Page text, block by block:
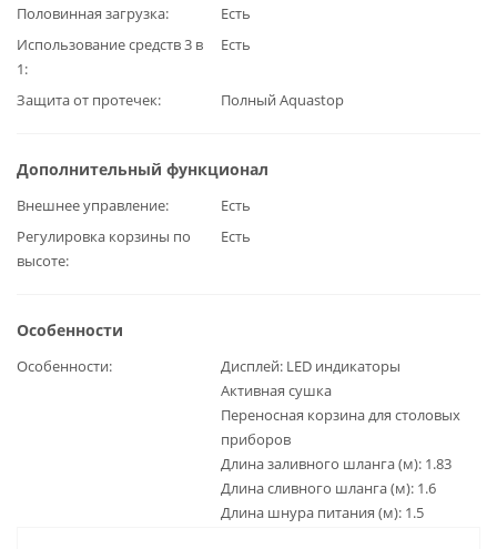
Половинная загрузка
Есть
Использование средств 3 в
1
Есть
Защита от протечек Полный Aquastop
Дополнительный функционал
Внешнее управление
Есть
Регулировка корзины по
высоте
Есть
Особенности
Особенности
Дисплей: LED индикаторы
Активная сушка
Переносная корзина для столовых
приборов
Длина заливного шланга (м): 1.83
Длина сливного шланга (м): 1.6
Длина шнура питания (м): 1.5